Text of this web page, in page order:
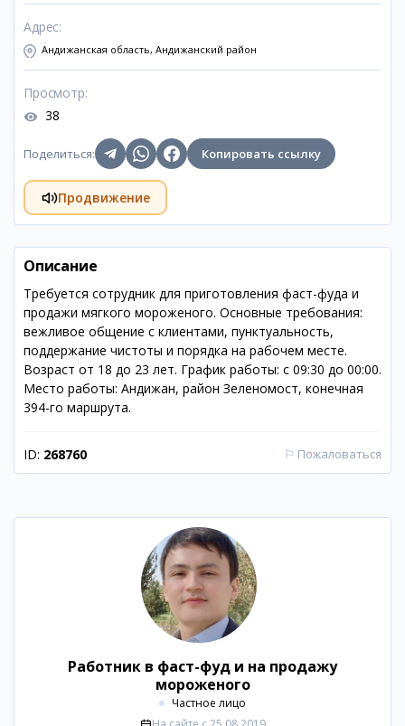
Адрес:
Андижанская область, Андижанский район
Просмотр:
38
Поделиться: Копировать ссылку
Продвижение
Описание
Требуется сотрудник для приготовления фаст-фуда и
продажи мягкого мороженого. Основные требования:
вежливое общение с клиентами, пунктуальность,
поддержание чистоты и порядка на рабочем месте.
Возраст от 18 до 23 лет. График работы: с 09:30 до 00:00.
Место работы: Андижан, район Зеленомост, конечная
394-го маршрута.
ID: 268760 ⚐ Пожаловаться
Работник в фаст-фуд и на продажу
мороженого
Частное лицо